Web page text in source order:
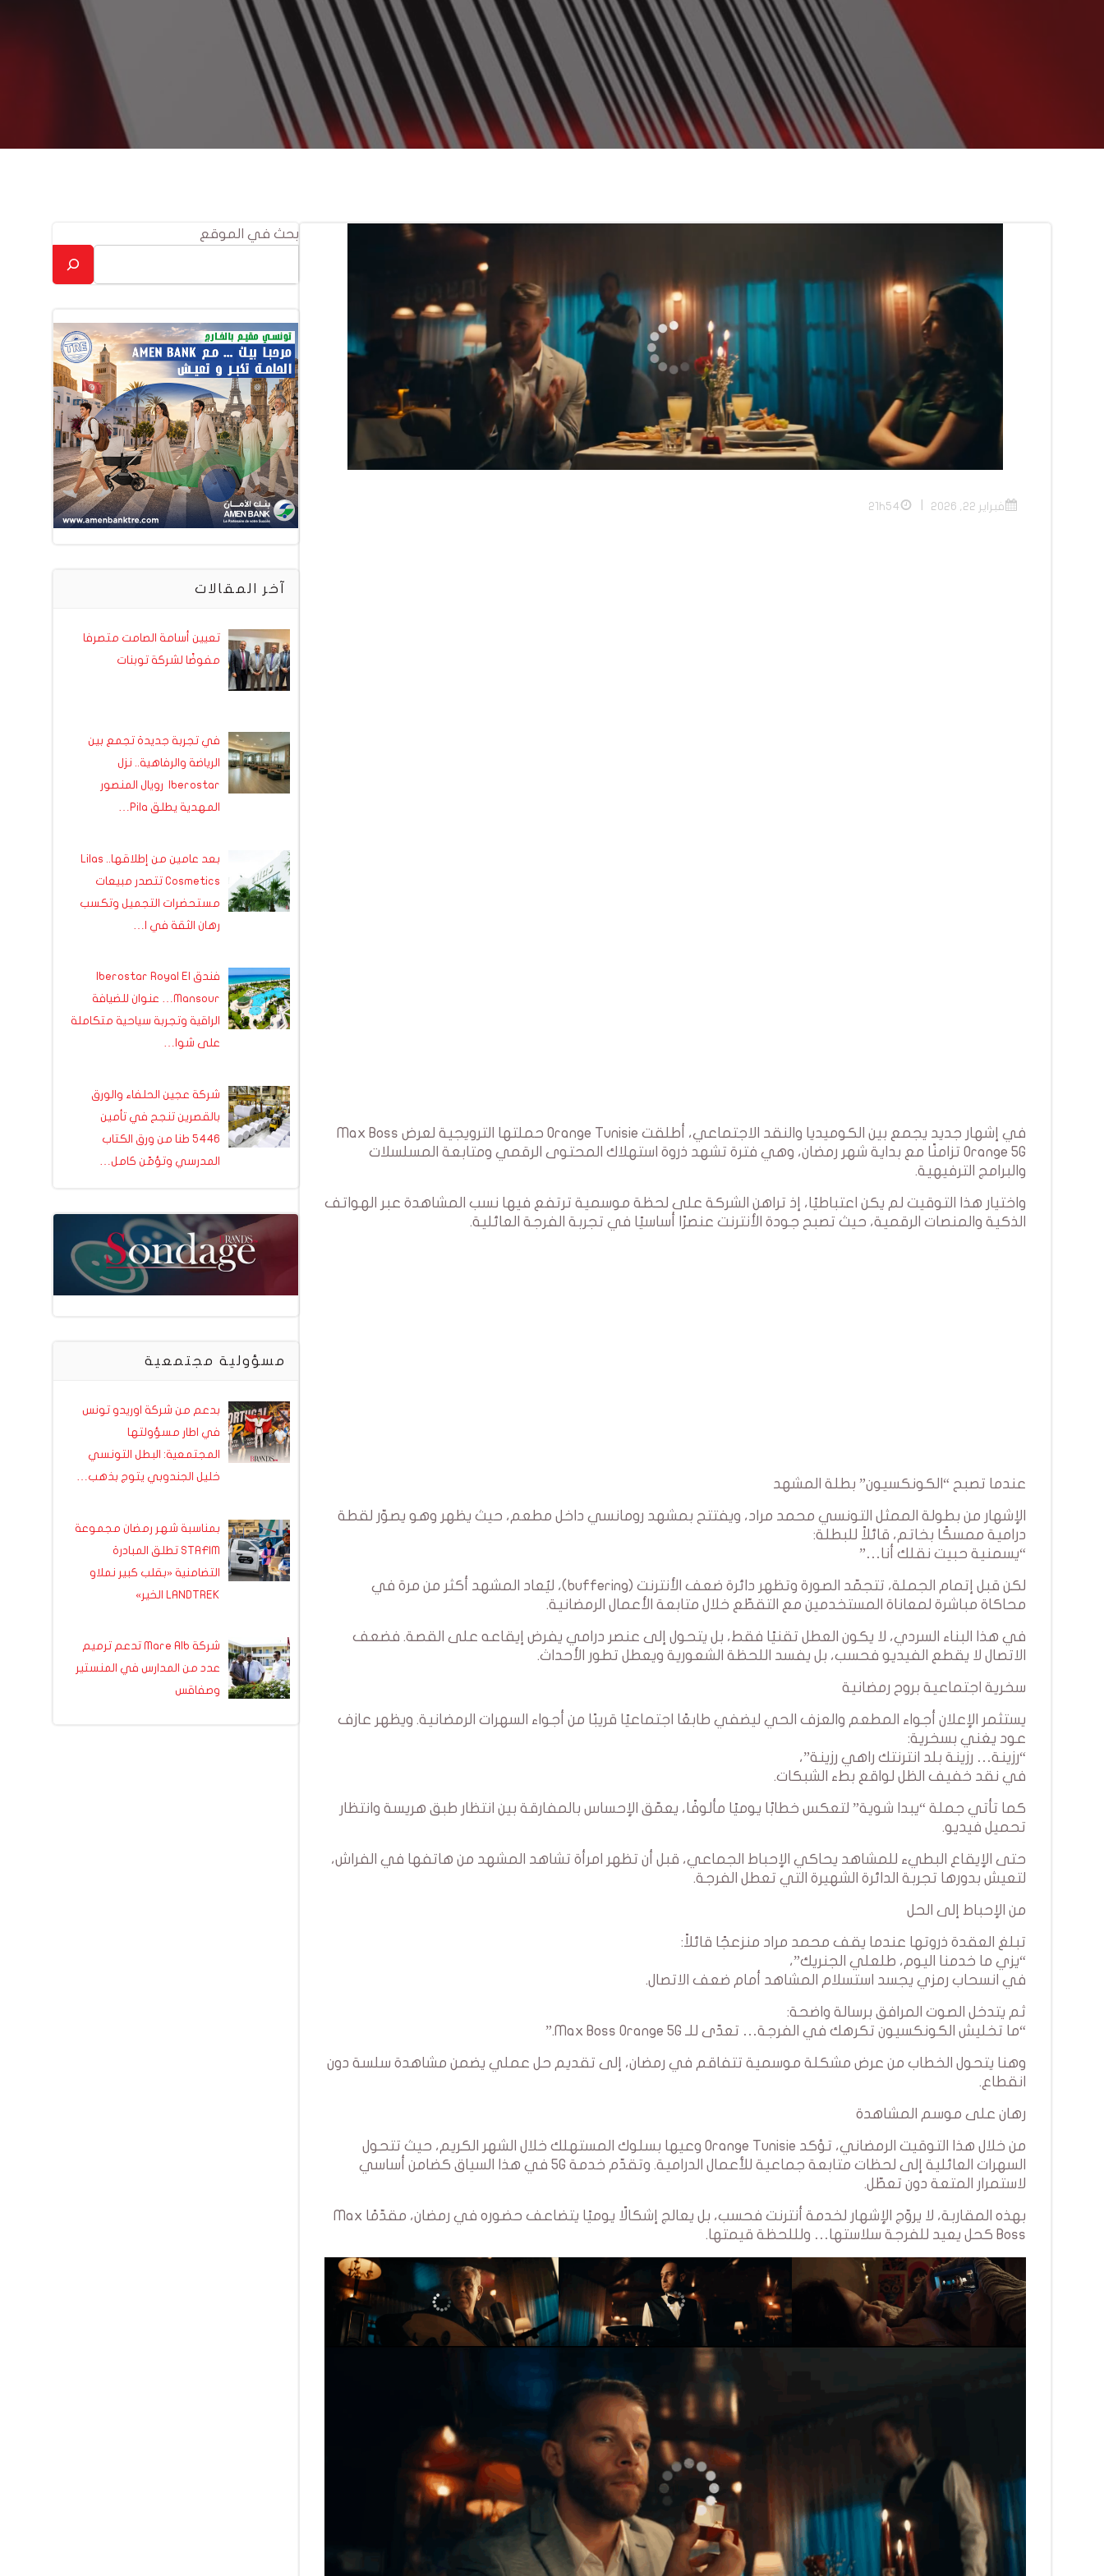
فبراير 22, 2026 21h54
في إشهار جديد يجمع بين الكوميديا والنقد الاجتماعي، أطلقت Orange Tunisie حملتها الترويجية لعرض Max Boss
Orange 5G تزامنًا مع بداية شهر رمضان، وهي فترة تشهد ذروة استهلاك المحتوى الرقمي ومتابعة المسلسلات
والبرامج الترفيهية.
واختيار هذا التوقيت لم يكن اعتباطيًا، إذ تراهن الشركة على لحظة موسمية ترتفع فيها نسب المشاهدة عبر الهواتف
الذكية والمنصات الرقمية، حيث تصبح جودة الأنترنت عنصرًا أساسيًا في تجربة الفرجة العائلية.
عندما تصبح “الكونكسيون” بطلة المشهد
الإشهار من بطولة الممثل التونسي محمد مراد، ويفتتح بمشهد رومانسي داخل مطعم، حيث يظهر وهو يصوّر لقطة
درامية ممسكًا بخاتم، قائلاً للبطلة:
“يسمنية حبيت نقلك أنا…”
لكن قبل إتمام الجملة، تتجمّد الصورة وتظهر دائرة ضعف الأنترنت (buffering)، ليُعاد المشهد أكثر من مرة في
محاكاة مباشرة لمعاناة المستخدمين مع التقطّع خلال متابعة الأعمال الرمضانية.
في هذا البناء السردي، لا يكون العطل تقنيًا فقط، بل يتحول إلى عنصر درامي يفرض إيقاعه على القصة. فضعف
الاتصال لا يقطع الفيديو فحسب، بل يفسد اللحظة الشعورية ويعطل تطور الأحداث.
سخرية اجتماعية بروح رمضانية
يستثمر الإعلان أجواء المطعم والعزف الحي ليضفي طابعًا اجتماعيًا قريبًا من أجواء السهرات الرمضانية. ويظهر عازف
عود يغني بسخرية:
“رزينة… رزينة بلد انترنتك راهي رزينة”،
في نقد خفيف الظل لواقع بطء الشبكات.
كما تأتي جملة “يبدا شوية” لتعكس خطابًا يوميًا مألوفًا، يعمّق الإحساس بالمفارقة بين انتظار طبق هريسة وانتظار
تحميل فيديو.
حتى الإيقاع البطيء للمشاهد يحاكي الإحباط الجماعي، قبل أن تظهر امرأة تشاهد المشهد من هاتفها في الفراش،
لتعيش بدورها تجربة الدائرة الشهيرة التي تعطل الفرجة.
من الإحباط إلى الحل
تبلغ العقدة ذروتها عندما يقف محمد مراد منزعجًا قائلاً:
“يزي ما خدمنا اليوم، طلعلي الجنريك”،
في انسحاب رمزي يجسد استسلام المشاهد أمام ضعف الاتصال.
ثم يتدخل الصوت المرافق برسالة واضحة:
“ما تخليش الكونكسيون تكرهك في الفرجة… تعدّى للـ Max Boss Orange 5G.”
وهنا يتحول الخطاب من عرض مشكلة موسمية تتفاقم في رمضان، إلى تقديم حل عملي يضمن مشاهدة سلسة دون
انقطاع.
رهان على موسم المشاهدة
من خلال هذا التوقيت الرمضاني، تؤكد Orange Tunisie وعيها بسلوك المستهلك خلال الشهر الكريم، حيث تتحول
السهرات العائلية إلى لحظات متابعة جماعية للأعمال الدرامية. وتقدّم خدمة 5G في هذا السياق كضامن أساسي
لاستمرار المتعة دون تعطّل.
بهذه المقاربة، لا يروّج الإشهار لخدمة أنترنت فحسب، بل يعالج إشكالًا يوميًا يتضاعف حضوره في رمضان، مقدّمًا Max
Boss كحل يعيد للفرجة سلاستها… ولللحظة قيمتها.
بحث في الموقع
آخر المقالات
تعيين أسامة الصامت متصرفا
مفوضًا لشركة توبنات
في تجربة جديدة تجمع بين
الرياضة والرفاهية.. نزل
Iberostar رويال المنصور
المهدية يطلق Pila…
بعد عامين من إطلاقها.. Lilas
Cosmetics تتصدر مبيعات
مستحضرات التجميل وتكسب
رهان الثقة في ا…
فندق Iberostar Royal El
Mansour… عنوان للضيافة
الراقية وتجربة سياحية متكاملة
على شوا…
شركة عجين الحلفاء والورق
بالقصرين تنجح في تأمين
5446 طنا من ورق الكتاب
المدرسي وتؤمّن كامل…
مسؤولية مجتمعية
بدعم من شركة اوريدو تونس
في اطار مسؤولتها
المجتمعية: البطل التونسي
خليل الجندوبي يتوج بذهب…
بمناسبة شهر رمضان مجموعة
STAFIM تطلق المبادرة
التضامنية «بقلب كبير نملاو
LANDTREK الخير»
شركة Mare Alb تدعم ترميم
عدد من المدارس في المنستير
وصفاقس